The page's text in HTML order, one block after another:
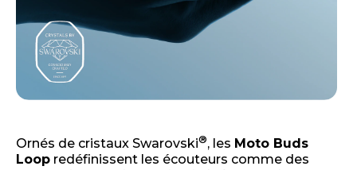
Ornés de cristaux Swarovski®, les Moto Buds
Loop redéfinissent les écouteurs comme des